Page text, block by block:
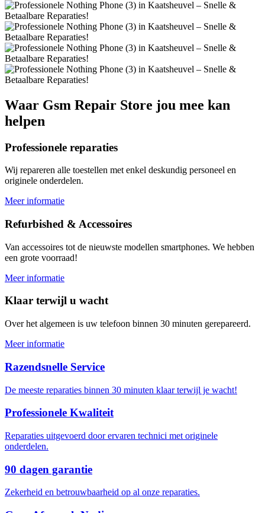
Waar Gsm Repair Store jou mee kan
helpen
Professionele reparaties
Wij repareren alle toestellen met enkel deskundig personeel en
originele onderdelen.
Meer informatie
Refurbished & Accessoires
Van accessoires tot de nieuwste modellen smartphones. We hebben
een grote voorraad!
Meer informatie
Klaar terwijl u wacht
Over het algemeen is uw telefoon binnen 30 minuten gerepareerd.
Meer informatie
Razendsnelle Service
De meeste reparaties binnen 30 minuten klaar terwijl je wacht!
Professionele Kwaliteit
Reparaties uitgevoerd door ervaren technici met originele
onderdelen.
90 dagen garantie
Zekerheid en betrouwbaarheid op al onze reparaties.